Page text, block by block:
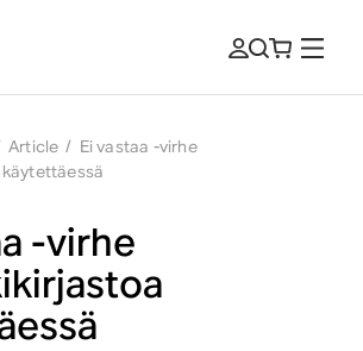
Article / Ei vastaa -virhe
-virhe